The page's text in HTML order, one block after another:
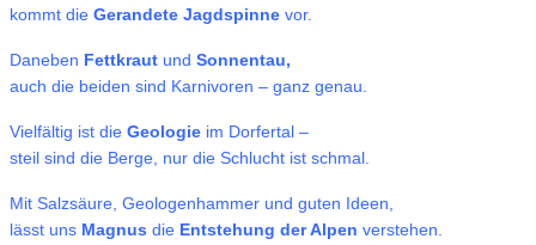
kommt die Gerandete Jagdspinne vor.
Daneben Fettkraut und Sonnentau,
auch die beiden sind Karnivoren – ganz genau.
Vielfältig ist die Geologie im Dorfertal –
steil sind die Berge, nur die Schlucht ist schmal.
Mit Salzsäure, Geologenhammer und guten Ideen,
lässt uns Magnus die Entstehung der Alpen verstehen.